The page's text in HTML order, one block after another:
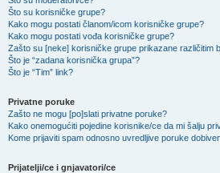
Što su korisničke grupe?
Kako mogu postati članom/icom korisničke grupe?
Kako mogu postati vođa korisničke grupe?
Zašto su [neke] korisničke grupe prikazane različitim
Što je “zadana korisnička grupa”?
Što je “Tim” link?
Privatne poruke
Zašto ne mogu [po]slati privatne poruke?
Kako onemogućiti pojedine korisnike/ce da mi šalju
Kome prijaviti spam odnosno uvredljive poruke
Prijatelji/ce i gnjavatori/ce